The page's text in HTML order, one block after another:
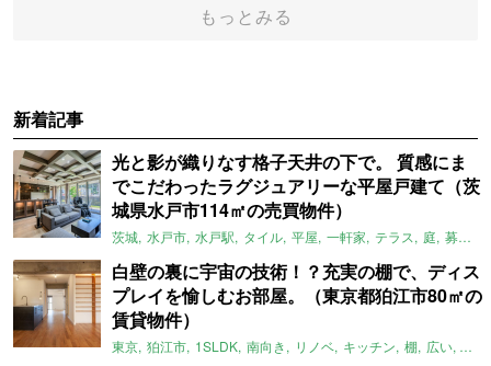
もっとみる
新着記事
光と影が織りなす格子天井の下で。 質感にま
でこだわったラグジュアリーな平屋戸建て（茨
城県水戸市114㎡の売買物件）
茨城 水戸市 水戸駅 タイル 平屋 一軒家 テラス 庭 募集中
白壁の裏に宇宙の技術！？充実の棚で、ディス
プレイを愉しむお部屋。（東京都狛江市80㎡の
賃貸物件）
東京 狛江市 1SLDK 南向き リノベ キッチン 棚 広い ガイ